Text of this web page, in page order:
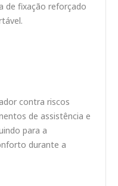
de fixação reforçado
contra riscos
de assistência e
para a
durante a